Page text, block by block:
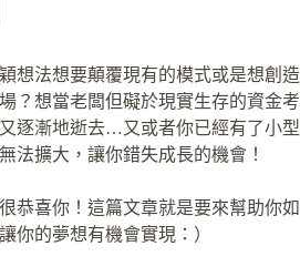
想法想要顛覆現有的模式或是想創造
？想當老闆但礙於現實生存的資金考
逐漸地逝去…又或者你已經有了小型
法擴大，讓你錯失成長的機會！
恭喜你！這篇文章就是要來幫助你如
你的夢想有機會實現：）